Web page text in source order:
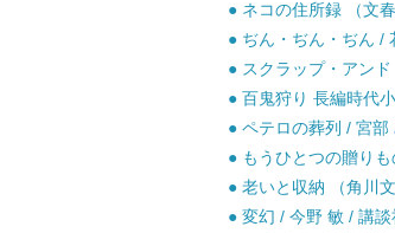
● ネコの住所録 （文
● ぢん・ぢん・ぢん /
● スクラップ・アン
● 百鬼狩り 長編時代
● ペテロの葬列 / 宮
● もうひとつの贈り
● 老いと収納 （角川
● 変幻 / 今野 敏 / 講